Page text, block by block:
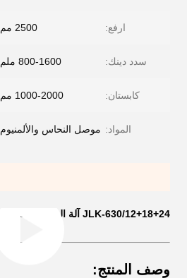
ارفع: 2500 مم
سدد دينك: 800-1600 ملم
كابستان: 1000-2000 مم
المواد: موصل النحاس والألمنيوم
JLK-630/12+18+24 آلة الشبكات الصلبة للأسلاك الترافيزية
وصف المنتج: